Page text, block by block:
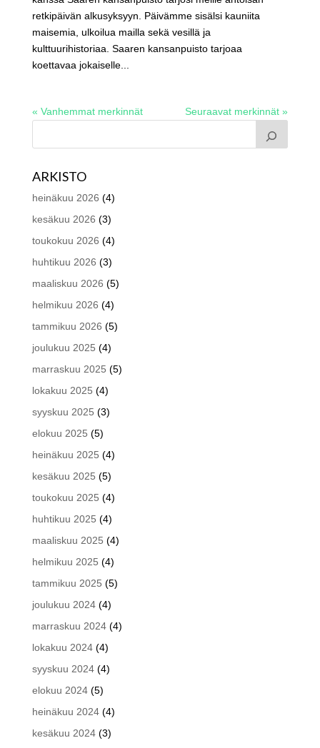
retkipäivän alkusyksyyn. Päivämme sisälsi kauniita
maisemia, ulkoilua mailla sekä vesillä ja
kulttuurihistoriaa. Saaren kansanpuisto tarjoaa
koettavaa jokaiselle...
« Vanhemmat merkinnät Seuraavat merkinnät »
ARKISTO
heinäkuu 2026 (4)
kesäkuu 2026 (3)
toukokuu 2026 (4)
huhtikuu 2026 (3)
maaliskuu 2026 (5)
helmikuu 2026 (4)
tammikuu 2026 (5)
joulukuu 2025 (4)
marraskuu 2025 (5)
lokakuu 2025 (4)
syyskuu 2025 (3)
elokuu 2025 (5)
heinäkuu 2025 (4)
kesäkuu 2025 (5)
toukokuu 2025 (4)
huhtikuu 2025 (4)
maaliskuu 2025 (4)
helmikuu 2025 (4)
tammikuu 2025 (5)
joulukuu 2024(4)
marraskuu 2024(4)
lokakuu 2024(4)
syyskuu 2024(4)
elokuu 2024(5)
heinäkuu 2024(4)
kesäkuu 2024(3)